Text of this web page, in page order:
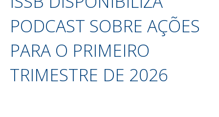
PODCAST SOBRE AÇÕES
PARA O PRIMEIRO
TRIMESTRE DE 2026